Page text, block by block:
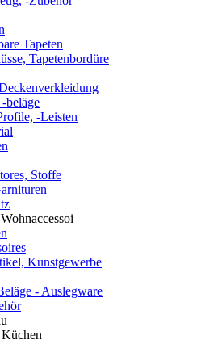
Tapeten
Tapetenbordüre
beläge
-Leisten
Stoffe
Kunstgewerbe
- Auslegware